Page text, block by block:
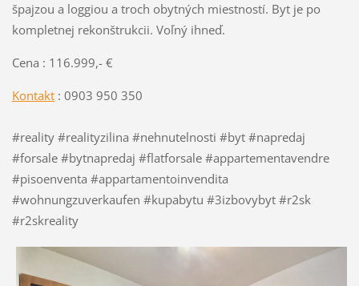
špajzou a loggiou a troch obytných miestností. Byt je po
kompletnej rekonštrukcii. Voľný ihneď.
Cena : 116.999,- €
Kontakt: 0903 950 350
#reality #realityzilina #nehnutelnosti #byt #napredaj
#forsale #bytnapredaj #flatforsale #appartementavendre
#pisoenventa #appartamentoinvendita
#wohnungzuverkaufen #kupabytu #3izbovybyt #r2sk
#r2skreality